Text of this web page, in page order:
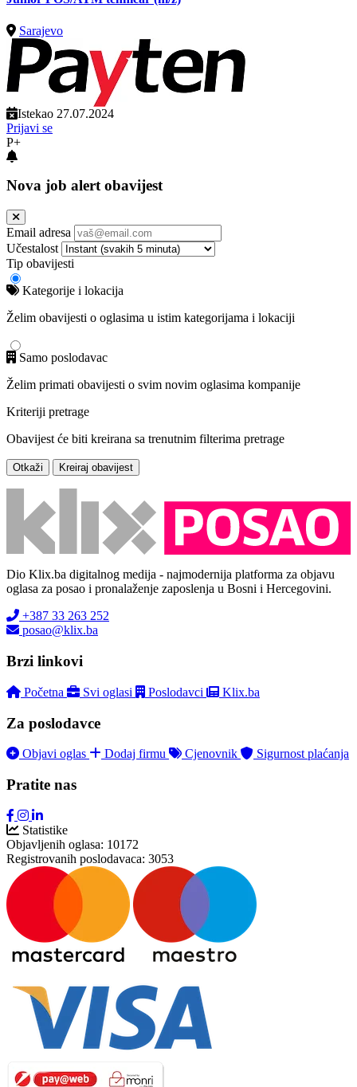
Sarajevo
Istekao 27.07.2024
Prijavi se
P+
Nova job alert obavijest
Email adresa
Učestalost
Tip obavijesti
Kategorije i lokacija
Želim obavijesti o oglasima u istim kategorijama i lokaciji
Samo poslodavac
Želim primati obavijesti o svim novim oglasima kompanije
Kriteriji pretrage
Obavijest će biti kreirana sa trenutnim filterima pretrage
Otkaži Kreiraj obavijest
Dio Klix.ba digitalnog medija - najmodernija platforma za objavu
oglasa za posao i pronalaženje zaposlenja u Bosni i Hercegovini.
+387 33 263 252
posao@klix.ba
Brzi linkovi
Početna Svi oglasi Poslodavci Klix.ba
Za poslodavce
Objavi oglas Dodaj firmu Cjenovnik Sigurnost plaćanja
Pratite nas
Statistike
Objavljenih oglasa: 10172
Registrovanih poslodavaca: 3053